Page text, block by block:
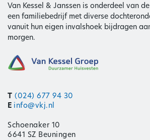
Van Kessel & Janssen is onderdeel van
een familiebedrijf met diverse
vanuit hun eigen invalshoek bijdragen
morgen.
T (024) 677 94 30
E info@vkj.nl
Schoenaker 10
6641 SZ Beuningen